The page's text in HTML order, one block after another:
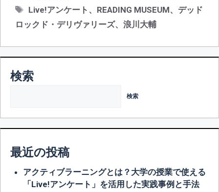
テ
リ
タ
グ
Live!アンケート 、 READING MUSEUM、 デッド
ロックド・デリヴァリーズ、 浪川大輔
検索
検索
最近の投稿
アクティブラーニングとは？大学の授業で使える
「Live!アンケート」を活用した実践事例と手法